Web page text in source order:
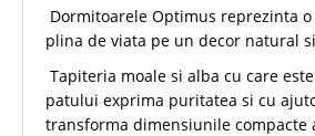
Dormitoarele Optimus reprezinta
plina de viata pe un decor natural
Tapiteria moale si alba cu care
patului exprima puritatea si cu
transforma dimensiunile compacte